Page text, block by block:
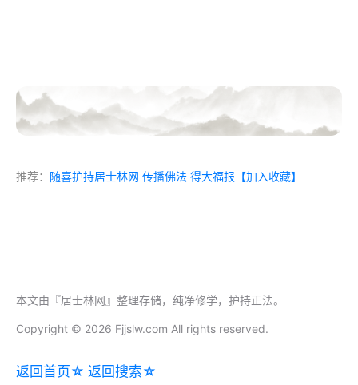
推荐： 随喜护持居士林网 传播佛法 得大福报 【加入收藏】
本文由『居士林网』整理存储，纯净修学，护持正法。
Copyright © 2026 Fjjslw.com All rights reserved.
返回首页☆ 返回搜索☆